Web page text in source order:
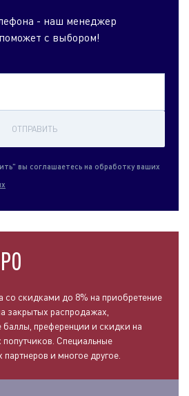
- наш менеджер
с выбором!
ОТПРАВИТЬ
вы соглашаетесь на обработку ваших
со скидками до 8% на приобретение
закрытых распродажах,
преференции и скидки на
Специальные
и многое другое.